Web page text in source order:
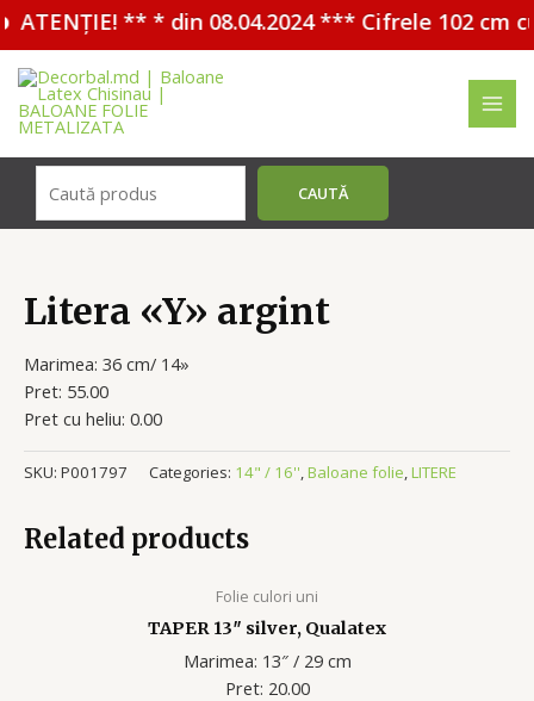
ATENȚIE! ** * din 08.04.2024 *** Cifrele 102 cm
Перейти
содержимому
CAUTĂ
Litera «Y» argint
Marimea: 36 cm/ 14»
Pret: 55.00
Pret cu heliu: 0.00
SKU: P001797 Categories: 14" / 16'',Baloane folie,LITERE
Related products
Folie culori uni
TAPER 13″ silver, Qualatex
Marimea: 13″ / 29 cm
Pret: 20.00